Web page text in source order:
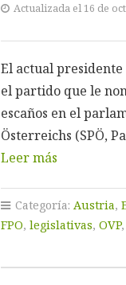
Actualizada el 16 de
El actual
el partido que le
escaños en el
Österreichs (SPÖ,
Leer más
Categoría: Austria,
FPO, legislativas, OVP,